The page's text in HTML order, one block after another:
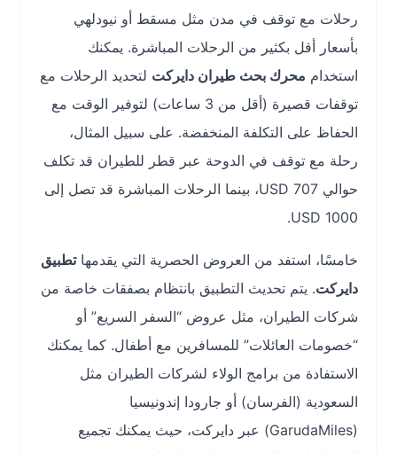
رحلات مع توقف في مدن مثل مسقط أو نيودلهي
بأسعار أقل بكثير من الرحلات المباشرة. يمكنك
استخداممحرك بحث طيران دايركتلتحديد الرحلات مع
توقفات قصيرة (أقل من 3 ساعات) لتوفير الوقت مع
الحفاظ على التكلفة المنخفضة. على سبيل المثال،
رحلة مع توقف في الدوحة عبر قطر للطيران قد تكلف
حوالي 707 USD، بينما الرحلات المباشرة قد تصل إلى
خامسًا، استفد من العروض الحصرية التي يقدمهاتطبيق
دايركت. يتم تحديث التطبيق بانتظام بصفقات خاصة من
شركات الطيران، مثل عروض “السفر السريع” أو
“خصومات العائلات” للمسافرين مع أطفال. كما يمكنك
الاستفادة من برامج الولاء لشركات الطيران مثل
السعودية (الفرسان) أو جارودا إندونيسيا
(GarudaMiles) عبر دايركت، حيث يمكنك تجميع